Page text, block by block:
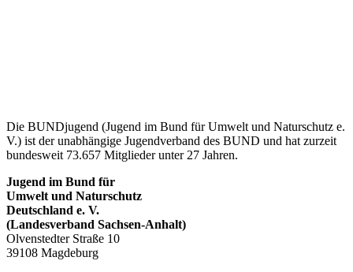
Die BUNDjugend (Jugend im Bund für Umwelt und Naturschutz e.
V.) ist der unabhängige Jugendverband des BUND und hat zurzeit
bundesweit 73.657 Mitglieder unter 27 Jahren.
Jugend im Bund für
Umwelt und Naturschutz
Deutschland e. V.
(Landesverband Sachsen-Anhalt)
Olvenstedter Straße 10
39108 Magdeburg